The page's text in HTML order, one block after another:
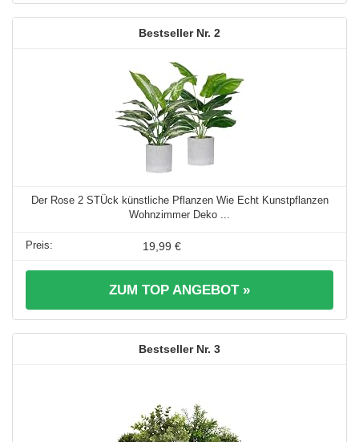
2
Der Rose 2 STÜck künstliche Pflanzen Wie Echt Kunstpflanzen
Wohnzimmer Deko ...
19,99 €
ZUM TOP ANGEBOT »
3